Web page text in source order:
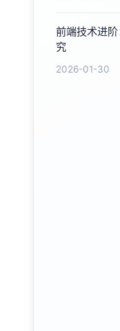
前端技术进
究
2026-01-30